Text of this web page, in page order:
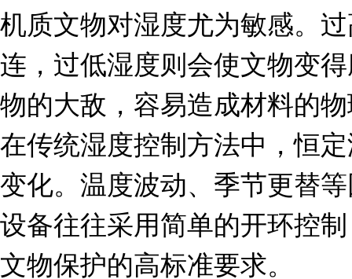
机质文物对湿度尤为敏感。
连，过低湿度则会使文物变
物的大敌，容易造成材料的
在传统湿度控制方法中，恒
变化。温度波动、季节更替
设备往往采用简单的开环控
文物保护的高标准要求。